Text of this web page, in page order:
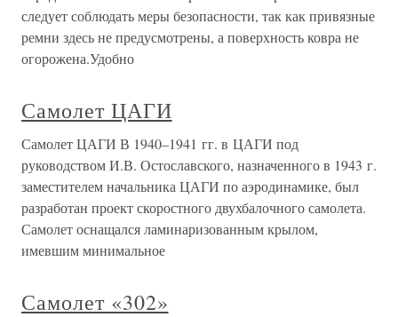
следует соблюдать меры безопасности, так как привязные
ремни здесь не предусмотрены, а поверхность ковра не
огорожена.Удобно
Самолет ЦАГИ
Самолет ЦАГИ В 1940–1941 гг. в ЦАГИ под
руководством И.В. Остославского, назначенного в 1943 г.
заместителем начальника ЦАГИ по аэродинамике, был
разработан проект скоростного двухбалочного самолета.
Самолет оснащался ламинаризованным крылом,
имевшим минимальное
Самолет «302»